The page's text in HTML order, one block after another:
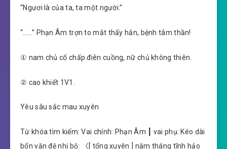
“Ngươi là của ta, ta một người.”
“……” Phạn Âm trợn to mắt thấy hắn, bệnh tâm thần!
① nam chủ cố chấp điên cuồng, nữ chủ không thiên.
② cao khiết 1V1.
Yêu sâu sắc mau xuyên
Từ khóa tìm kiếm: Vai chính: Phạn Âm ┃ vai phụ: Kéo dài
bổn văn đệ nhị bộ: 《[ tổng xuyên ] năm tháng tĩnh hảo